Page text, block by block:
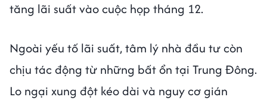
tăng lãi suất vào cuộc họp tháng 12.
Ngoài yếu tố lãi suất, tâm lý nhà đầu tư còn
chịu tác động từ những bất ổn tại Trung Đông.
Lo ngại xung đột kéo dài và nguy cơ gián